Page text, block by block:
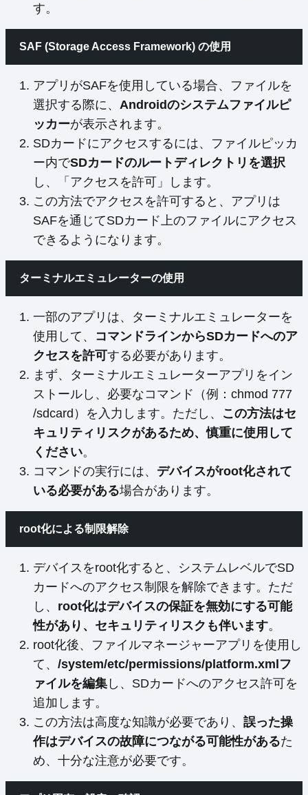
す。
SAF (Storage Access Framework) の使用
アプリがSAFを使用している場合、ファイルを
選択する際に、 Androidのシステムファイルピ
ッカーが表示されます。
SDカードにアクセスするには、ファイルピッカ
ー内でSDカードのルートディレクトリを選択
し、「アクセスを許可」します。
この方法でアクセスを許可すると、アプリは
SAFを通じてSDカード上のファイルにアクセス
できるようになります。
ターミナルエミュレーターの使用
一部のアプリは、ターミナルエミュレーターを
使用して、 コマンドラインからSDカードへのア
クセスを許可する必要があります。
まず、ターミナルエミュレーターアプリをイン
ストールし、必要なコマンド（例：chmod 777
/sdcard）を入力します。ただし、 この方法はセ
キュリティリスクがあるため、慎重に使用して
ください。
コマンドの実行には、 デバイスがroot化されて
いる必要がある場合があります。
root化による制限解除
デバイスをroot化すると、システムレベルでSD
カードへのアクセス制限を解除できます。ただ
し、 root化はデバイスの保証を無効にする可能
性があり、セキュリティリスクも伴います。
root化後、ファイルマネージャーアプリを使用し
て、 /system/etc/permissions/platform.xmlフ
ァイルを編集 し、SDカードへのアクセス許可を
追加します。
この方法は高度な知識が必要であり、 誤った操
作はデバイスの故障につながる可能性があるた
め、十分な注意が必要です。